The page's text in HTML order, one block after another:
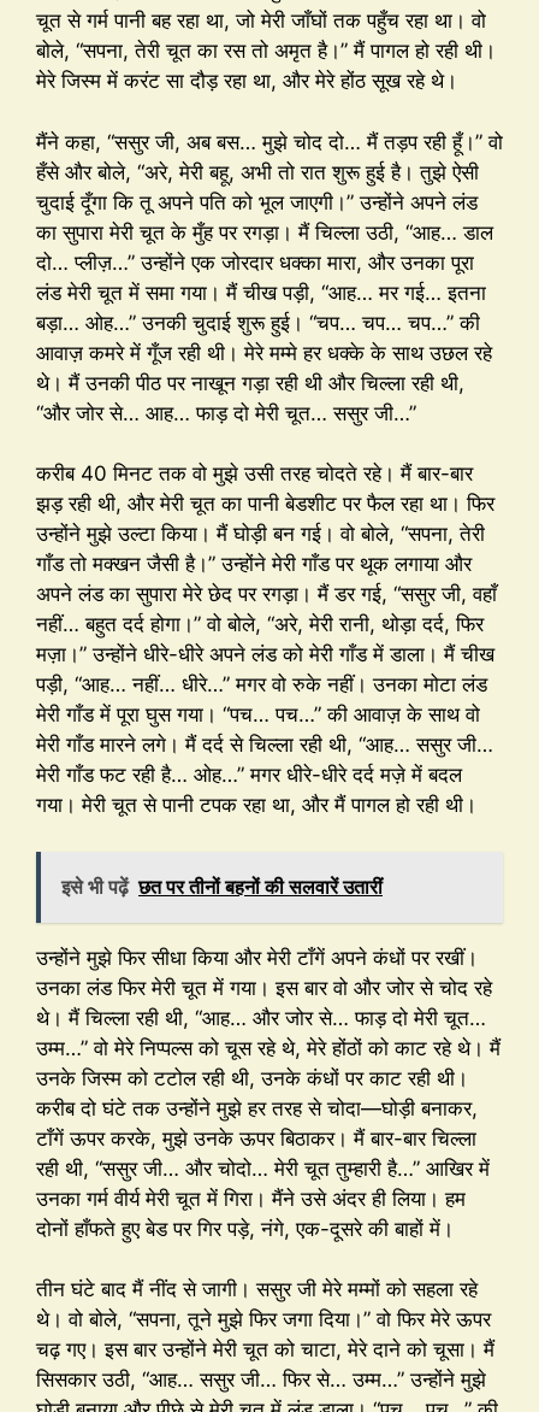
चूत से गर्म पानी बह रहा था, जो मेरी जाँघों तक पहुँच रहा था। वो
बोले, “सपना, तेरी चूत का रस तो अमृत है।” मैं पागल हो रही थी।
मेरे जिस्म में करंट सा दौड़ रहा था, और मेरे होंठ सूख रहे थे।
मैंने कहा, “ससुर जी, अब बस… मुझे चोद दो… मैं तड़प रही हूँ।” वो
हँसे और बोले, “अरे, मेरी बहू, अभी तो रात शुरू हुई है। तुझे ऐसी
चुदाई दूँगा कि तू अपने पति को भूल जाएगी।” उन्होंने अपने लंड
का सुपारा मेरी चूत के मुँह पर रगड़ा। मैं चिल्ला उठी, “आह… डाल
दो… प्लीज़…” उन्होंने एक जोरदार धक्का मारा, और उनका पूरा
लंड मेरी चूत में समा गया। मैं चीख पड़ी, “आह… मर गई… इतना
बड़ा… ओह…” उनकी चुदाई शुरू हुई। “चप… चप… चप…” की
आवाज़ कमरे में गूँज रही थी। मेरे मम्मे हर धक्के के साथ उछल रहे
थे। मैं उनकी पीठ पर नाखून गड़ा रही थी और चिल्ला रही थी,
“और जोर से… आह… फाड़ दो मेरी चूत… ससुर जी…”
करीब 40 मिनट तक वो मुझे उसी तरह चोदते रहे। मैं बार-बार
झड़ रही थी, और मेरी चूत का पानी बेडशीट पर फैल रहा था। फिर
उन्होंने मुझे उल्टा किया। मैं घोड़ी बन गई। वो बोले, “सपना, तेरी
गाँड तो मक्खन जैसी है।” उन्होंने मेरी गाँड पर थूक लगाया और
अपने लंड का सुपारा मेरे छेद पर रगड़ा। मैं डर गई, “ससुर जी, वहाँ
नहीं… बहुत दर्द होगा।” वो बोले, “अरे, मेरी रानी, थोड़ा दर्द, फिर
मज़ा।” उन्होंने धीरे-धीरे अपने लंड को मेरी गाँड में डाला। मैं चीख
पड़ी, “आह… नहीं… धीरे…” मगर वो रुके नहीं। उनका मोटा लंड
मेरी गाँड में पूरा घुस गया। “पच… पच…” की आवाज़ के साथ वो
मेरी गाँड मारने लगे। मैं दर्द से चिल्ला रही थी, “आह… ससुर जी…
मेरी गाँड फट रही है… ओह…” मगर धीरे-धीरे दर्द मज़े में बदल
गया। मेरी चूत से पानी टपक रहा था, और मैं पागल हो रही थी।
इसे भी पढ़ें छत पर तीनों बहनों की सलवारें उतारीं
उन्होंने मुझे फिर सीधा किया और मेरी टाँगें अपने कंधों पर रखीं।
उनका लंड फिर मेरी चूत में गया। इस बार वो और जोर से चोद रहे
थे। मैं चिल्ला रही थी, “आह… और जोर से… फाड़ दो मेरी चूत…
उम्म…” वो मेरे निप्पल्स को चूस रहे थे, मेरे होंठों को काट रहे थे। मैं
उनके जिस्म को टटोल रही थी, उनके कंधों पर काट रही थी।
करीब दो घंटे तक उन्होंने मुझे हर तरह से चोदा—घोड़ी बनाकर,
टाँगें ऊपर करके, मुझे उनके ऊपर बिठाकर। मैं बार-बार चिल्ला
रही थी, “ससुर जी… और चोदो… मेरी चूत तुम्हारी है…” आखिर में
उनका गर्म वीर्य मेरी चूत में गिरा। मैंने उसे अंदर ही लिया। हम
दोनों हाँफते हुए बेड पर गिर पड़े, नंगे, एक-दूसरे की बाहों में।
तीन घंटे बाद मैं नींद से जागी। ससुर जी मेरे मम्मों को सहला रहे
थे। वो बोले, “सपना, तूने मुझे फिर जगा दिया।” वो फिर मेरे ऊपर
चढ़ गए। इस बार उन्होंने मेरी चूत को चाटा, मेरे दाने को चूसा। मैं
सिसकार उठी, “आह… ससुर जी… फिर से… उम्म…” उन्होंने मुझे